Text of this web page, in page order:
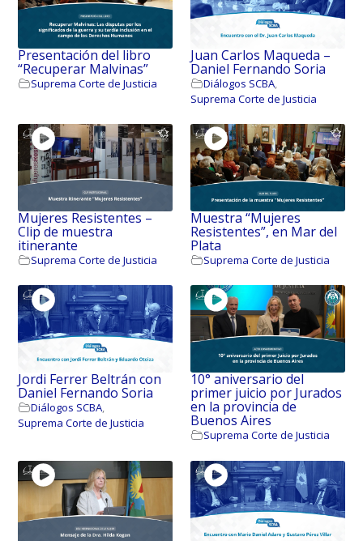
Presentación del libro
“Recuperar Malvinas”
Suprema Corte de Justicia
Juan Carlos Maqueda –
Daniel Fernando Soria
Diálogos SCBA,
Suprema Corte de Justicia
Mujeres Resistentes –
Clip de muestra
itinerante
Suprema Corte de Justicia
Muestra “Mujeres
Resistentes”, en Mar del
Plata
Suprema Corte de Justicia
Jordi Ferrer Beltrán con
Daniel Fernando Soria
Diálogos SCBA,
Suprema Corte de Justicia
10° aniversario del
primer juicio por Jurados
en la provincia de
Buenos Aires
Suprema Corte de Justicia